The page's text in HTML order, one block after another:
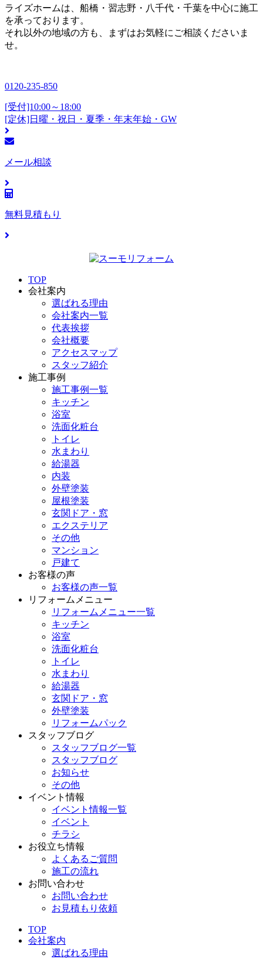
ライズホームは、船橋・習志野・八千代・千葉を中心に施工
を承っております。
それ以外の地域の方も、まずはお気軽にご相談くださいま
せ。
0120-235-850
[受付]10:00～18:00
[定休]日曜・祝日・夏季・年末年始・GW
メール相談
無料見積もり
TOP
会社案内
選ばれる理由
会社案内一覧
代表挨拶
会社概要
アクセスマップ
スタッフ紹介
施工事例
施工事例一覧
キッチン
浴室
洗面化粧台
トイレ
水まわり
給湯器
内装
外壁塗装
屋根塗装
玄関ドア・窓
エクステリア
その他
マンション
戸建て
お客様の声
お客様の声一覧
リフォームメニュー
リフォームメニュー一覧
キッチン
浴室
洗面化粧台
トイレ
水まわり
給湯器
玄関ドア・窓
外壁塗装
リフォームパック
スタッフブログ
スタッフブログ一覧
スタッフブログ
お知らせ
その他
イベント情報
イベント情報一覧
イベント
チラシ
お役立ち情報
よくあるご質問
施工の流れ
お問い合わせ
お問い合わせ
お見積もり依頼
TOP
会社案内
選ばれる理由